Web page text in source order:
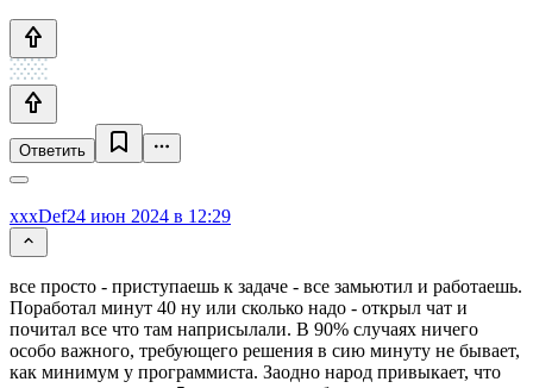
Ответить
xxxDef24 июн 2024 в 12:29
все просто - приступаешь к задаче - все замьютил и работаешь.
Поработал минут 40 ну или сколько надо - открыл чат и
почитал все что там наприсылали. В 90% случаях ничего
особо важного, требующего решения в сию минуту не бывает,
как минимум у программиста. Заодно народ привыкает, что